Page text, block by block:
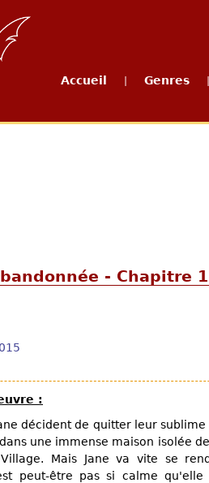
Accueil Genres
- Chapitre 1
:
décident de quitter leur
une immense maison isolée
Village. Mais Jane va vite se
peut-être pas si calme